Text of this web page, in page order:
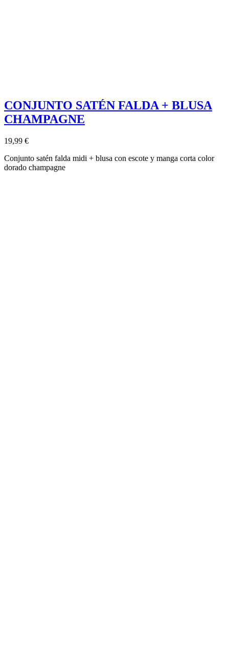
CONJUNTO SATÉN FALDA + BLUSA
CHAMPAGNE
19,99 €
Conjunto satén falda midi + blusa con escote y manga corta color
dorado champagne